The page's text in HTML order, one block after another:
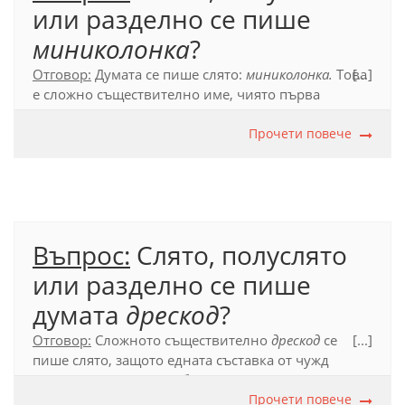
или разделно се пише
миниколонка?
Отговор: Думата се пише слято: миниколонка. Това
е сложно съществително име, чиято първа
[...]
Прочети повече
Въпрос: Слято, полуслято
или разделно се пише
думата дрескод?
Отговор: Сложното съществително дрескод се
пише слято, защото едната съставка от чужд
произход не се употребява самостоятелно в езика
и подчинената основа е съществително, свързано
[...]
Прочети повече